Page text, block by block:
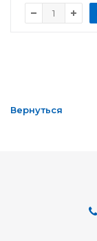
Вернуться